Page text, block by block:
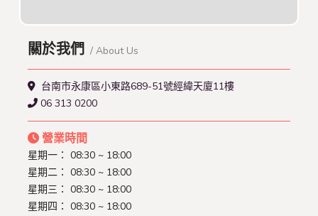
關於我們 / About Us
台南市永康區小東路689-51號經緯天廈11樓
06 313 0200
營業時間
星期一： 08:30 ~ 18:00
星期二： 08:30 ~ 18:00
星期三： 08:30 ~ 18:00
星期四： 08:30 ~ 18:00